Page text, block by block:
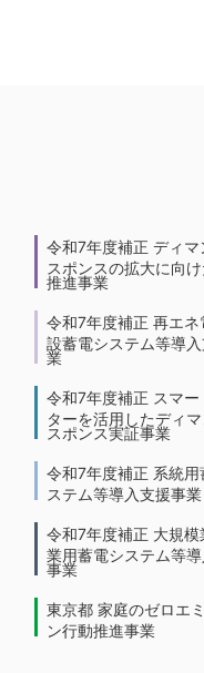
令和7年度補正 ディマ
スポンスの拡大に向
推進事業
令和7年度補正 再エネ
設蓄電システム等導
業
令和7年度補正 スマー
ターを活用したディ
スポンス実証事業
令和7年度補正 系統用
ステム等導入支援事業
令和7年度補正 大規模
業用蓄電システム等
事業
東京都 家庭のゼロエ
ン行動推進事業